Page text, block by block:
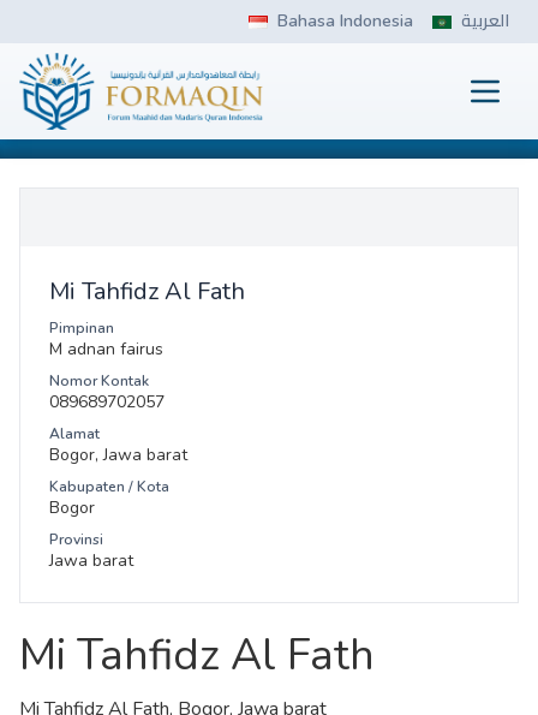
content
Bahasa Indonesia العربية
FORMAQIN
Mi Tahfidz Al Fath
Pimpinan
M adnan fairus
Nomor Kontak
089689702057
Alamat
Bogor, Jawa barat
Kabupaten / Kota
Bogor
Provinsi
Jawa barat
Mi Tahfidz Al Fath
Mi Tahfidz Al Fath, Bogor, Jawa barat